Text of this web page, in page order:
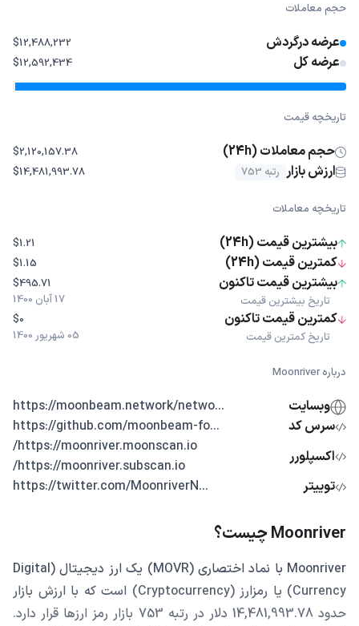
حجم معاملات
عرضه درگردش $12,488,232
عرضه کل $12,592,434
تاریخچه قیمت
حجم معاملات (24h) $2,120,157.38
ارزش بازار رتبه 753 $14,481,993.78
تاریخچه معاملات
بیشترین قیمت (24h) $1.21
کمترین قیمت (24h) $1.15
بیشترین قیمت تاکنون
تاریخ بیشترین قیمت
$495.71
17 آبان 1400
کمترین قیمت تاکنون
تاریخ کمترین قیمت
$0
05 شهریور 1400
درباره Moonriver
وبسایت
...https://moonbeam.network/netwo
سرس کد
...https://github.com/moonbeam-fo
اکسپلورر
https://moonriver.moonscan.io/
https://moonriver.subscan.io/
توییتر
...https://twitter.com/MoonriverN
Moonriver چیست؟
Moonriver با نماد اختصاری (MOVR) یک ارز دیجیتال (Digital
Currency) یا رمزارز (Cryptocurrency) است که با ارزش بازار
حدود 14,481,993.78 دلار در رتبه 753 بازار رمز ارزها قرار دارد.